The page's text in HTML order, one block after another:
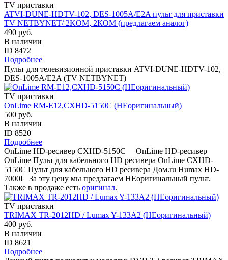
TV приставки
ATVI-DUNE-HDTV-102, DES-1005A/E2A пульт для приставки
TV NETBYNET/ 2KOM, 2КОМ (предлагаем аналог)
490 руб.
В наличии
ID 8472
Подробнее
Пульт для телевизионной приставки ATVI-DUNE-HDTV-102,
DES-1005A/E2A (TV NETBYNET)
TV приставки
OnLime RM-E12,CXHD-5150C (НЕоригинальный)
500 руб.
В наличии
ID 8520
Подробнее
OnLime HD-ресивер CXHD-5150C OnLime HD-ресивер
OnLime Пульт для кабельного HD ресивера OnLime CXHD-
5150C Пульт для кабельного HD ресивера Дом.ru Humax HD-
7000I За эту цену мы предлагаем НЕоригинальный пульт.
Также в продаже есть оригинал.
TV приставки
TRIMAX TR-2012HD / Lumax Y-133A2 (НЕоригинальный)
400 руб.
В наличии
ID 8621
Подробнее